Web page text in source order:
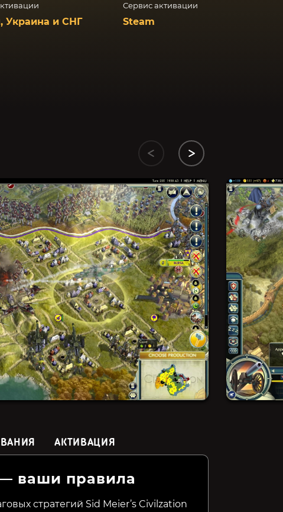
Украина и СНГ
Сервис активации
Steam
CountryBalls Heroes
АКТИВАЦИЯ
ваши правила
стратегий Sid Meier’s Civilzation